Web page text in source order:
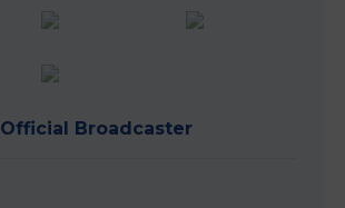
Official Broadcaster